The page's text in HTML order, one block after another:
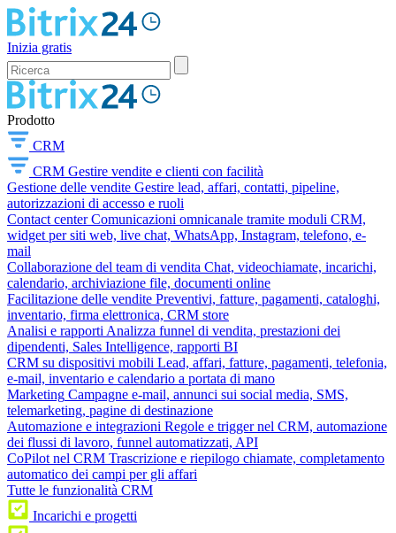
Inizia gratis
Prodotto
CRM
CRM Gestire vendite e clienti con facilità
Gestione delle vendite Gestire lead, affari, contatti, pipeline,
autorizzazioni di accesso e ruoli
Contact center Comunicazioni omnicanale tramite moduli CRM,
widget per siti web, live chat, WhatsApp, Instagram, telefono, e-
mail
Collaborazione del team di vendita Chat, videochiamate, incarichi,
calendario, archiviazione file, documenti online
Facilitazione delle vendite Preventivi, fatture, pagamenti, cataloghi,
inventario, firma elettronica, CRM store
Analisi e rapporti Analizza funnel di vendita, prestazioni dei
dipendenti, Sales Intelligence, rapporti BI
CRM su dispositivi mobili Lead, affari, fatture, pagamenti, telefonia,
e-mail, inventario e calendario a portata di mano
Marketing Campagne e-mail, annunci sui social media, SMS,
telemarketing, pagine di destinazione
Automazione e integrazioni Regole e trigger nel CRM, automazione
dei flussi di lavoro, funnel automatizzati, API
CoPilot nel CRM Trascrizione e riepilogo chiamate, completamento
automatico dei campi per gli affari
Tutte le funzionalità CRM
Incarichi e progetti